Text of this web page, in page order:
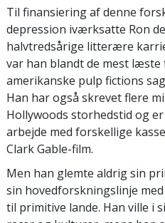
Til finansiering af denne
depression iværksatte Ron
halvtredsårige litterære
var han blandt de mest
amerikanske pulp fictions
Han har også skrevet flere
Hollywoods storhedstid og
arbejde med forskellige
Clark Gable-film.
Men han glemte aldrig sin
sin hovedforskningslinje
til primitive lande. Han ville i